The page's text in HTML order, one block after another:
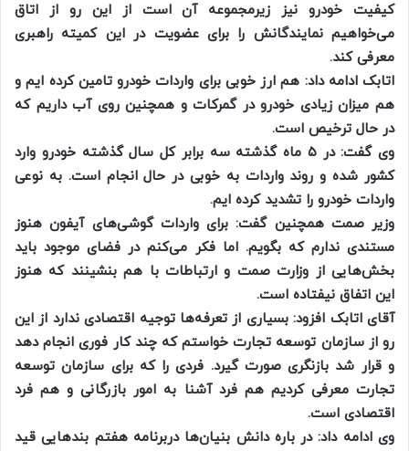
کیفیت خودرو نیز زیرمجموعه آن است از این رو از اتاق
می‌خواهیم نمایندگانش را برای عضویت در این کمیته راهبری
معرفی کند.
اتابک ادامه داد: هم ارز خوبی برای واردات خودرو تامین کرده ایم و
هم میزان زیادی خودرو در گمرکات و همچنین روی آب داریم که
در حال ترخیص است.
وی گفت: در ۵ ماه گذشته سه برابر کل سال گذشته خودرو وارد
کشور شده و روند واردات به خوبی در حال انجام است. به نوعی
واردات خودرو را تشدید کرده ایم.
وزیر صمت همچنین گفت: برای واردات گوشی‌های آیفون هنوز
مستندی ندارم که بگویم. اما فکر می‌کنم در فضای موجود باید
بخش‌هایی از وزارت صمت و ارتباطات با هم بنشینند که هنوز
این اتفاق نیفتاده است.
آقای اتابک افزود: بسیاری از تعرفه‌ها توجیه اقتصادی ندارد از این
رو از سازمان توسعه تجارت خواستم که چند کار فوری انجام دهد
و قرار شد بازنگری صورت گیرد. فردی را که برای سازمان توسعه
تجارت معرفی کردیم هم فرد آشنا به امور بازرگانی و هم فرد
اقتصادی است.
وی ادامه داد: در باره دانش بنیان‌ها دربرنامه هفتم بند‌هایی قید